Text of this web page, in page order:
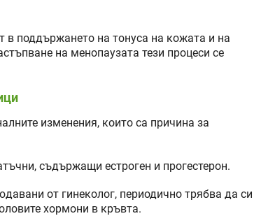
в поддържането на тонуса на кожата и на
на менопаузата тези процеси се
изменения, които са причина за
съдържащи естроген и прогестерон.
от гинеколог, периодично трябва да си
хормони в кръвта.